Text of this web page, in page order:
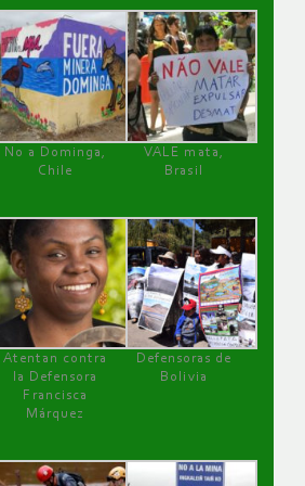
No a Dominga,
Chile
VALE mata,
Brasil
Atentan contra
la Defensora
Francisca
Márquez
Defensoras de
Bolivia